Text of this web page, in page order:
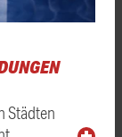
Städten